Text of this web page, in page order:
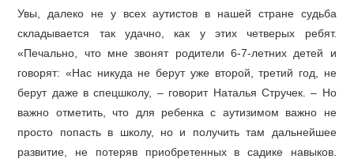
Увы, далеко не у всех аутистов в нашей стране судьба
складывается так удачно, как у этих четверых ребят.
«Печально, что мне звонят родители 6-7-летних детей и
говорят: «Нас никуда не берут уже второй, третий год, не
берут даже в спецшколу, – говорит Наталья Стручек. – Но
важно отметить, что для ребенка с аутизимом важно не
просто попасть в школу, но и получить там дальнейшее
развитие, не потеряв приобретенных в садике навыков.